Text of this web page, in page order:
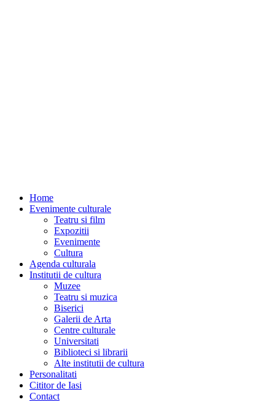
Home
Evenimente culturale
Teatru si film
Expozitii
Evenimente
Cultura
Agenda culturala
Institutii de cultura
Muzee
Teatru si muzica
Biserici
Galerii de Arta
Centre culturale
Universitati
Biblioteci si librarii
Alte institutii de cultura
Personalitati
Cititor de Iasi
Contact